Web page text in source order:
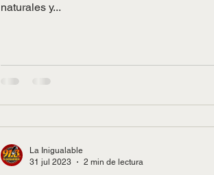
naturales y...
La Inigualable
31 jul 2023
2 min de lectura